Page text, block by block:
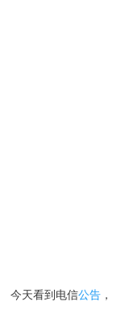
今天看到电信公告 ，